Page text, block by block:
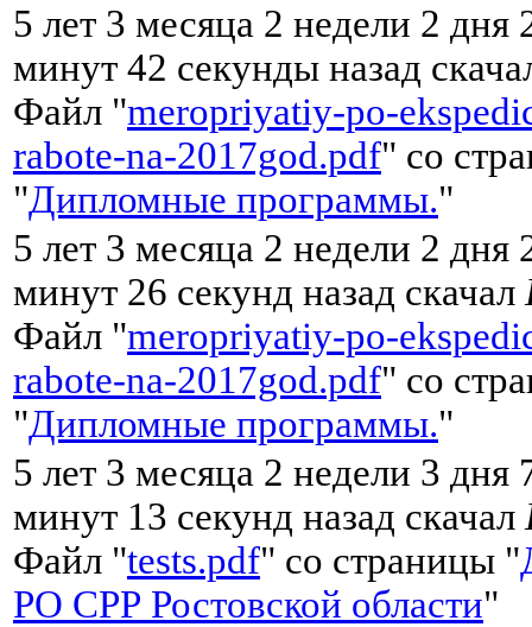
5 лет 3 месяца 2 недели 2 дня
минут 42 секунды назад
Файл "meropriyatiy-po-
rabote-na-2017god.pdf" со
"Дипломные программы."
5 лет 3 месяца 2 недели 2 дня
минут 26 секунд назад скачал
Файл "meropriyatiy-po-
rabote-na-2017god.pdf" со
"Дипломные программы."
5 лет 3 месяца 2 недели 3 дня
минут 13 секунд назад скачал
Файл "tests.pdf" со страницы "
РО СРР Ростовской области"